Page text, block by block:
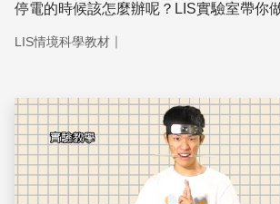
停電的時候該怎麼辦呢？LIS實驗室帶你
LIS情境科學教材 ｜